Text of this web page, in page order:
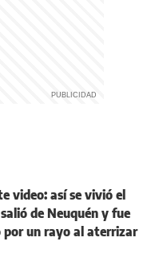
video: así se vivió el
de Neuquén y fue
por un rayo al aterrizar